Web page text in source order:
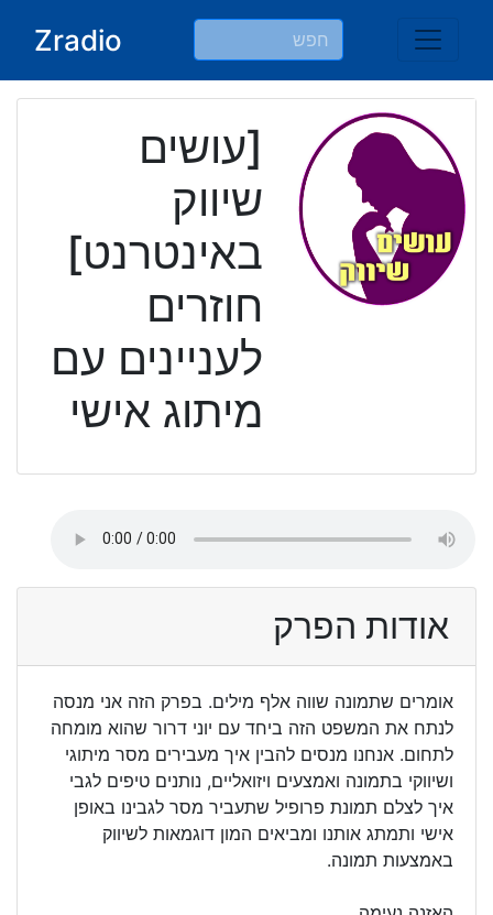
Zradio
[עושים
שיווק
באינטרנט]
חוזרים
לעניינים עם
מיתוג אישי
אודות הפרק
אומרים שתמונה שווה אלף מילים. בפרק הזה אני מנסה
לנתח את המשפט הזה ביחד עם יוני דרור שהוא מומחה
לתחום. אנחנו מנסים להבין איך מעבירים מסר מיתוגי
ושיווקי בתמונה ואמצעים ויזואליים, נותנים טיפים לגבי
איך לצלם תמונת פרופיל שתעביר מסר לגבינו באופן
אישי ותמתג אותנו ומביאים המון דוגמאות לשיווק
באמצעות תמונה.